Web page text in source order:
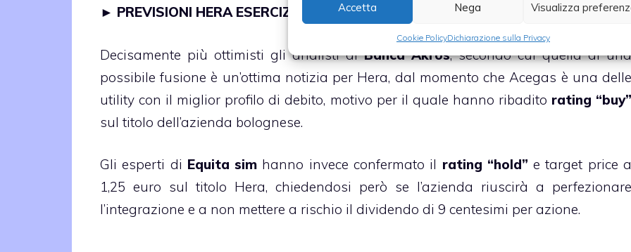
Accetta Nega Visualizza
Cookie PolicyDichiarazione sulla Privacy
► PREVISIONI HERA ESERCIZIO 2012
Decisamente più ottimisti gli analisti diBanca Akros, secondo cui quella di una
possibile fusione è un’ottima notizia per Hera, dal momento che Acegas è una delle
utility con il miglior profilo di debito, motivo per il quale hanno ribadito rating “buy”
sul titolo dell’azienda bolognese.
Gli esperti di Equita sim hanno invece confermato il rating “hold” e target price a
1,25 euro sul titolo Hera, chiedendosi però se l’azienda riuscirà a perfezionare
l’integrazione e a non mettere a rischio il dividendo di 9 centesimi per azione.